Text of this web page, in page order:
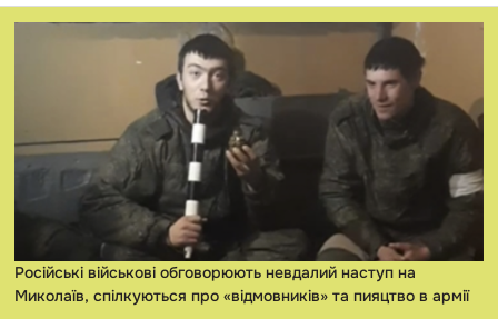
Російські військові обговорюють невдалий наступ на
Миколаїв, спілкуються про «відмовників» та пияцтво в армії